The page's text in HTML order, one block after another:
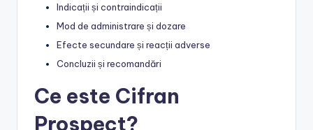
Indicații și contraindicații
Mod de administrare și dozare
Efecte secundare și reacții adverse
Concluzii și recomandări
Ce este Cifran
Prospect?